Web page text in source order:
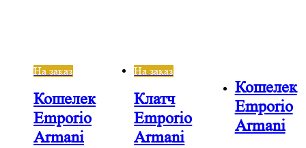
На заказ
Кошелек
Emporio
Armani
На заказ
Клатч
Emporio
Armani
Кошелек
Emporio
Armani